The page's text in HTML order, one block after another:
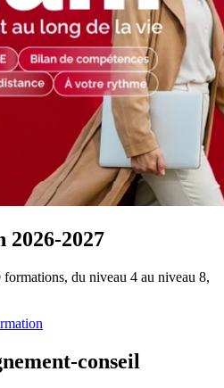
2027
du niveau 4 au niveau 8,
conseil